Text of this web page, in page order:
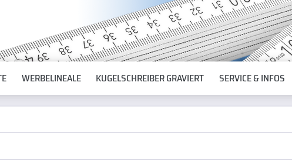
WERBELINEALE KUGELSCHREIBER GRAVIERT SERVICE & INFOS